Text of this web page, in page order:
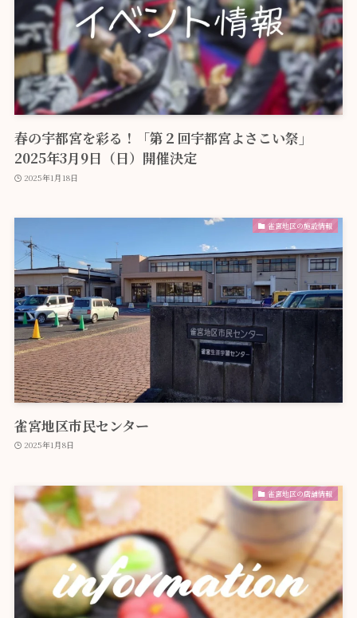
春の宇都宮を彩る！「第２回宇都宮よさこい祭」
2025年3月9日（日）開催決定
2025年1月18日
雀宮地区の施設情報
雀宮地区市民センター
2025年1月8日
雀宮地区の店舗情報